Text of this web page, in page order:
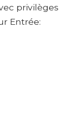
privilèges
Entrée: